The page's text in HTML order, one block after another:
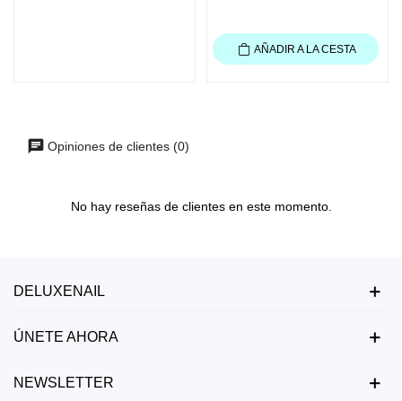
AÑADIR A LA CESTA
Opiniones de clientes (0)
No hay reseñas de clientes en este momento.
DELUXENAIL
ÚNETE AHORA
NEWSLETTER